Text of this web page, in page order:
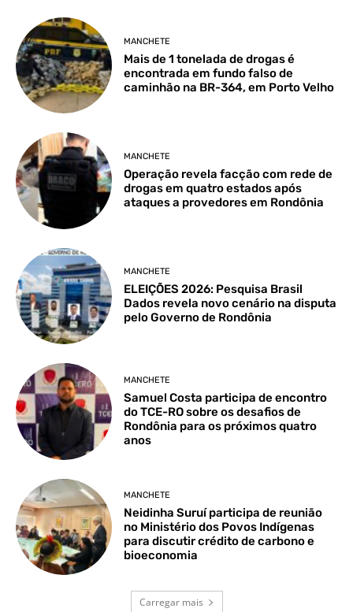
MANCHETE
Mais de 1 tonelada de drogas é
encontrada em fundo falso de
caminhão na BR-364, em Porto Velho
MANCHETE
Operação revela facção com rede de
drogas em quatro estados após
ataques a provedores em Rondônia
MANCHETE
ELEIÇÕES 2026: Pesquisa Brasil
Dados revela novo cenário na disputa
pelo Governo de Rondônia
MANCHETE
Samuel Costa participa de encontro
do TCE-RO sobre os desafios de
Rondônia para os próximos quatro
anos
MANCHETE
Neidinha Suruí participa de reunião
no Ministério dos Povos Indígenas
para discutir crédito de carbono e
bioeconomia
Carregar mais